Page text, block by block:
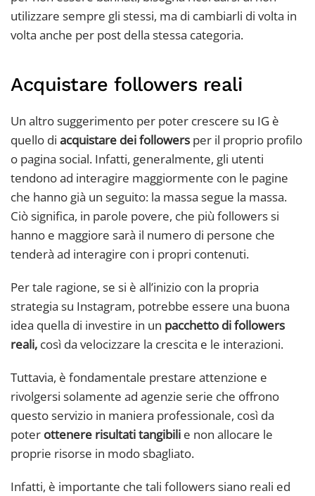
utilizzare sempre gli stessi, ma di cambiarli di volta in
volta anche per post della stessa categoria.
Acquistare followers reali
Un altro suggerimento per poter crescere su IG è
quello di acquistare dei followers per il proprio profilo
o pagina social. Infatti, generalmente, gli utenti
tendono ad interagire maggiormente con le pagine
che hanno già un seguito: la massa segue la massa.
Ciò significa, in parole povere, che più followers si
hanno e maggiore sarà il numero di persone che
tenderà ad interagire con i propri contenuti.
Per tale ragione, se si è all’inizio con la propria
strategia su Instagram, potrebbe essere una buona
idea quella di investire in un pacchetto di followers
reali, così da velocizzare la crescita e le interazioni.
Tuttavia, è fondamentale prestare attenzione e
rivolgersi solamente ad agenzie serie che offrono
questo servizio in maniera professionale, così da
poter ottenere risultati tangibili e non allocare le
proprie risorse in modo sbagliato.
Infatti, è importante che tali followers siano reali ed